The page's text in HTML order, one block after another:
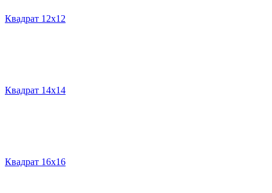
Квадрат 12х12
Квадрат 14х14
Квадрат 16х16